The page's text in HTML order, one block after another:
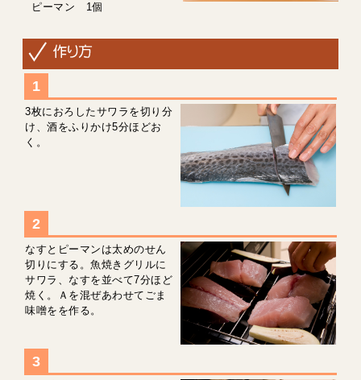
ピーマン 1個
3枚におろしたサワラを切り分
け、酒をふりかけ5分ほどお
く。
なすとピーマンは太めのせん
切りにする。魚焼きグリルに
サワラ、なすを並べて7分ほど
焼く。Ａを混ぜあわせてごま
味噌をを作る。